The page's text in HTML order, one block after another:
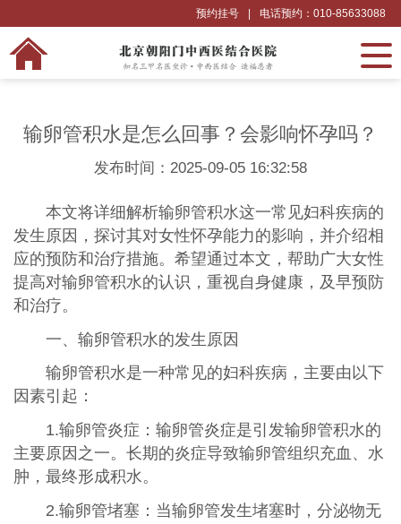
电话预约：010-85633088
预约挂号
输卵管积水是怎么回事？会影响怀孕吗？
发布时间：2025-09-05 16:32:58
本文将详细解析输卵管积水这一常见妇科疾病的
发生原因，探讨其对女性怀孕能力的影响，并介绍相
应的预防和治疗措施。希望通过本文，帮助广大女性
提高对输卵管积水的认识，重视自身健康，及早预防
和治疗。
一、输卵管积水的发生原因
输卵管积水是一种常见的妇科疾病，主要由以下
因素引起：
1.输卵管炎症：输卵管炎症是引发输卵管积水的
主要原因之一。长期的炎症导致输卵管组织充血、水
肿，最终形成积水。
2.输卵管堵塞：当输卵管发生堵塞时，分泌物无